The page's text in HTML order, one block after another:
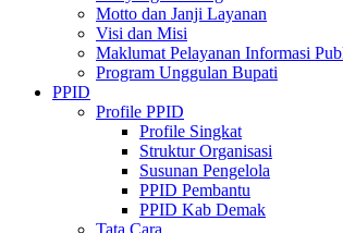
Motto dan Janji Layanan
Visi dan Misi
Maklumat Pelayanan Informasi
Program Unggulan Bupati
PPID
Profile PPID
Profile Singkat
Struktur Organisasi
Susunan Pengelola
PPID Pembantu
PPID Kab Demak
Tata Cara